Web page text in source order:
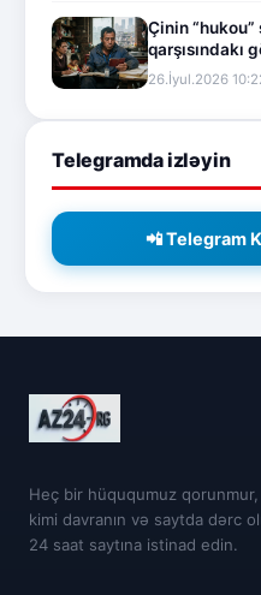
Çinin
qarşısındakı
26.İyul.2026
Telegramda izləyin
📲 Telegram
Heç bir hüququmuz
kimi davranın və saytda dərc
24 saat saytına istinad edin.